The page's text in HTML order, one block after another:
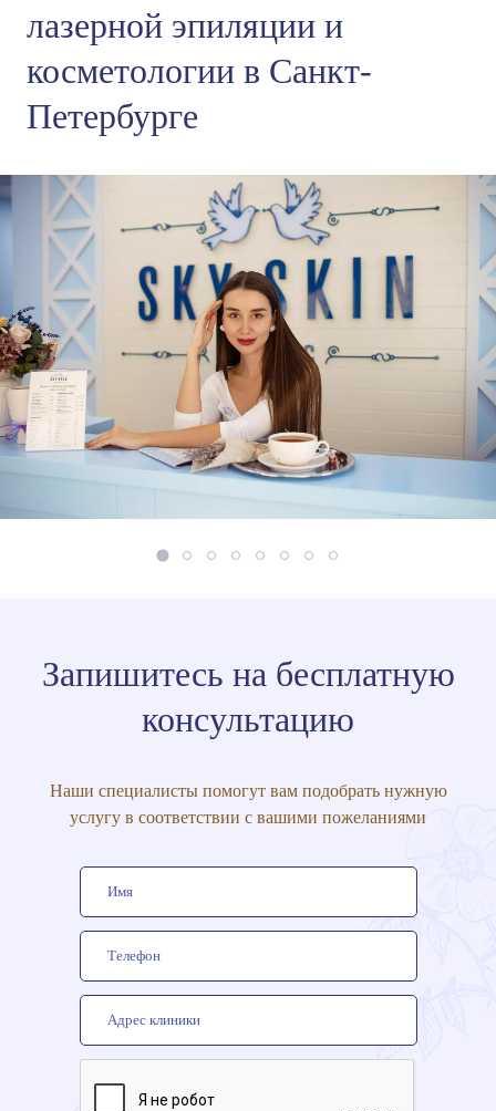
лазерной эпиляции и
косметологии в Санкт-
Петербурге
Запишитесь на бесплатную
консультацию
Наши специалисты помогут вам подобрать нужную
услугу в соответствии с вашими пожеланиями